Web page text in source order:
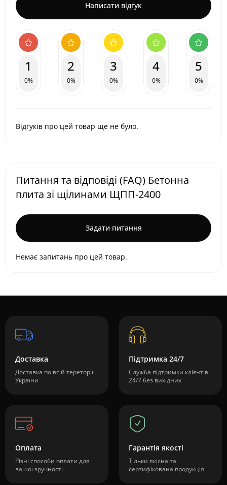
Написати відгук
1
0%
2
0%
3
0%
4
0%
5
0%
Відгуків про цей товар ще не було.
Питання та відповіді (FAQ) Бетонна
плита зі щілинами ЩПП-2400
Задати питання
Немає запитань про цей товар.
Доставка
Доставка по всій тереторії
України
Підтримка 24/7
Служба підтримки клієнтів
24/7 без вихідних
Оплата
Різні способи оплати для
вашої зручності
Гарантія якості
Тільки якісна та
сертифікована продукція